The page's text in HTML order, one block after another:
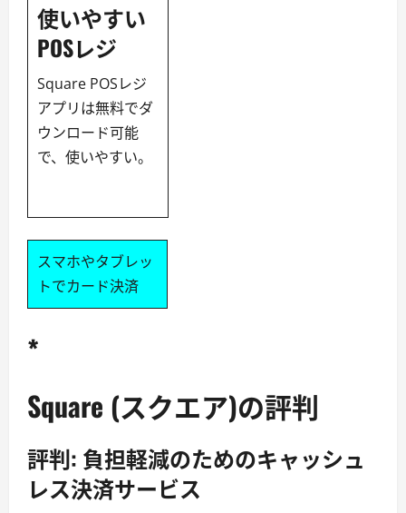
使いやすい
POSレジ
Square POSレジ
アプリは無料でダ
ウンロード可能
で、使いやすい。
スマホやタブレッ
トでカード決済
*
Square (スクエア)の評判
評判: 負担軽減のためのキャッシュ
レス決済サービス